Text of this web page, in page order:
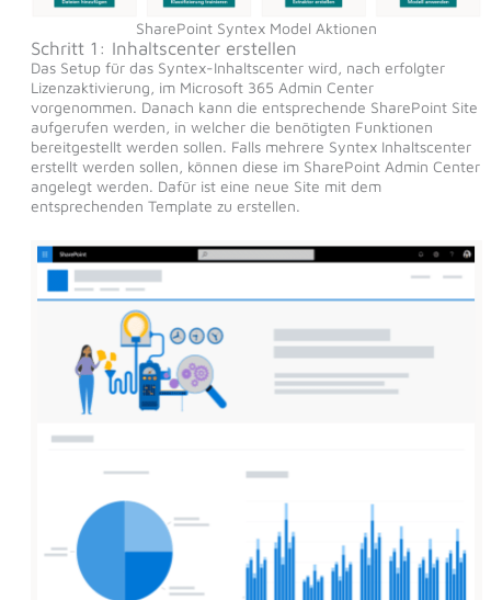
SharePoint Syntex Model Aktionen
Schritt 1: Inhaltscenter erstellen
Das Setup für das Syntex-Inhaltscenter wird, nach erfolgter
Lizenzaktivierung, im Microsoft 365 Admin Center
vorgenommen. Danach kann die entsprechende SharePoint Site
aufgerufen werden, in welcher die benötigten Funktionen
bereitgestellt werden sollen. Falls mehrere Syntex Inhaltscenter
erstellt werden sollen, können diese im SharePoint Admin Center
angelegt werden. Dafür ist eine neue Site mit dem
entsprechenden Template zu erstellen.